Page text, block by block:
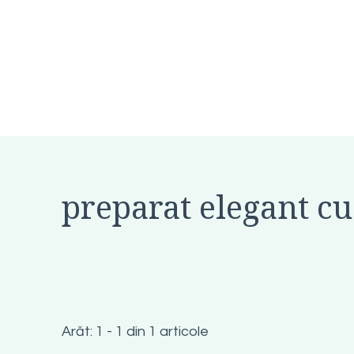
preparat elegant
Arăt: 1 - 1 din 1 articole